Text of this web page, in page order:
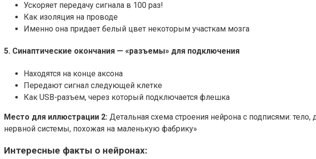
Ускоряет передачу сигнала в 100 раз!
Как изоляция на проводе
Именно она придает белый цвет некоторым участкам мозга
5. Синаптические окончания — «разъемы» для подключения
Находятся на конце аксона
Передают сигнал следующей клетке
Как USB-разъем, через который подключается флешка
Место для иллюстрации 2: Детальная схема строения нейрона с подписями:
нервной системы, похожая на маленькую фабрику»
Интересные факты о нейронах: